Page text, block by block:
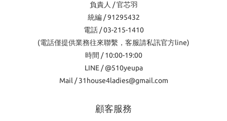
負責人 / 官芯羽
統編 / 91295432
電話 / 03-215-1410
(電話僅提供業務往來聯繫，客服請私訊官方line)
時間 / 10:00-19:00
LINE / @510yeupa
Mail / 31house4ladies@gmail.com
顧客服務